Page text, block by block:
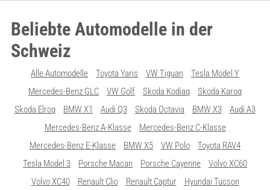
Beliebte Automodelle in der
Schweiz
Alle Automodelle Toyota Yaris VW Tiguan
Tesla Model Y
Mercedes-Benz GLC
VW Golf Skoda Kodiaq
Skoda Karoq
Skoda Elroq
BMW X1 Audi Q3 Skoda Octavia BMW X3
Audi A3
Mercedes-Benz A-Klasse
Mercedes-Benz C-Klasse
Mercedes-Benz E-Klasse
BMW X5 VW Polo
Toyota RAV4
Tesla Model 3
Porsche Macan Porsche Cayenne
Volvo XC60
Volvo XC40
Renault Clio Renault Captur
Hyundai Tucson